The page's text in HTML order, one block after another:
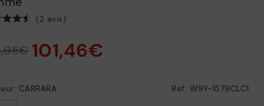
(2 avis)
101,46€
CARRARA Ref: W9Y-1579CLC1